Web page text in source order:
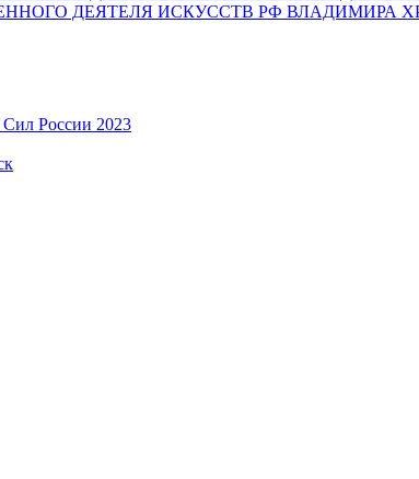
ДЕЯТЕЛЯ ИСКУССТВ РФ ВЛАДИМИРА
России 2023